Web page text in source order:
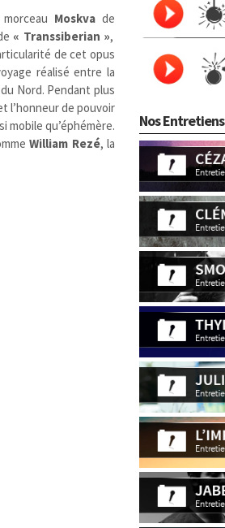
Moskvade
« Transsiberian »,
de cet opus
réalisé entre la
Nord. Pendant plus
l’honneur de pouvoir
qu’éphémère.
William Rezé, la
Nos Entretiens